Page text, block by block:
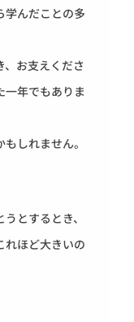
学んだことの多
、お支えくださ
一年でもありま
しれません。
とするとき、
れほど大きいの